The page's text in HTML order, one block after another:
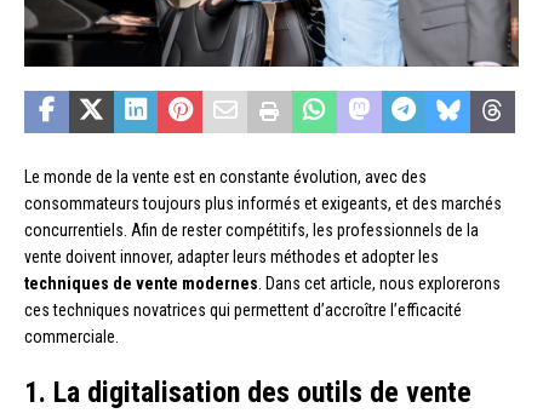
Le monde de la vente est en constante évolution, avec des
consommateurs toujours plus informés et exigeants, et des marchés
concurrentiels. Afin de rester compétitifs, les professionnels de la
vente doivent innover, adapter leurs méthodes et adopter les
techniques de vente modernes . Dans cet article, nous explorerons
ces techniques novatrices qui permettent d’accroître l’efficacité
commerciale.
1. La digitalisation des outils de vente